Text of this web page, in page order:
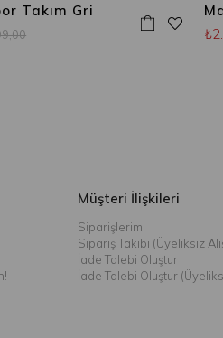
Takım Gri
Müşteri İlişkileri
Siparişlerim
Sipariş Takibi (Üyeliksiz
İade Talebi Oluştur
İade Talebi Oluştur